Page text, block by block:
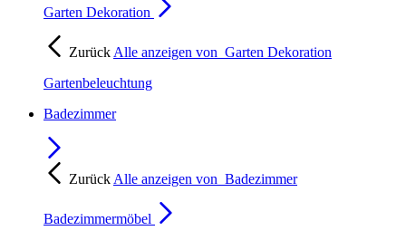
Garten Dekoration
Zurück Alle anzeigen von Garten Dekoration
Gartenbeleuchtung
Badezimmer
Zurück Alle anzeigen von Badezimmer
Badezimmermöbel